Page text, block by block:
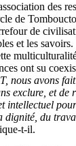
des
de
de
et les
ont su
nous avons
exclure, et de
intellectuel
dignité, du
t-il.